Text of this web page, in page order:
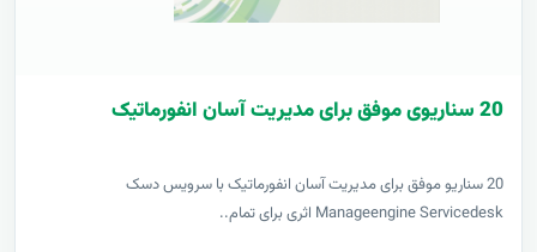
20 سناریوی موفق برای مدیریت آسان انفورماتیک
20 سناریو موفق برای مدیریت آسان انفورماتیک با سرویس دسک
Manageengine Servicedesk اثری برای تمام..